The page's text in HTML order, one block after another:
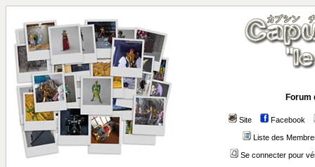
Forum
Site Facebook
Liste des
Se connecter pour